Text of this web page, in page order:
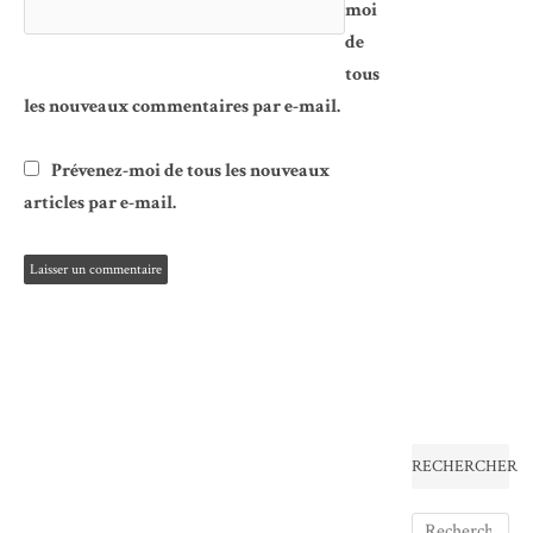
moi
de
tous
les nouveaux commentaires par e-mail.
Prévenez-moi de tous les nouveaux
articles par e-mail.
RECHERCHER